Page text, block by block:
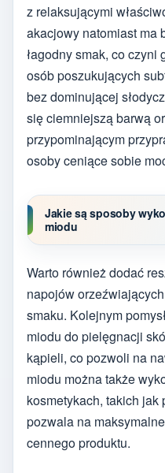
z relaksującymi
akacjowy natomiast ma
łagodny smak, co
osób poszukujących
bez dominującej
się ciemniejszą barwą
przypominającym
osoby ceniące sobie
Jakie są sposoby
miodu
Warto również dodać
napojów
smaku. Kolejnym
miodu do pielęgnacji
kąpieli, co pozwoli na
miodu można także
kosmetykach, takich
pozwala na
cennego produktu.